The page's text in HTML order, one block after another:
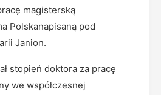
magisterską
Polskanapisaną pod
Janion.
stopień doktora za pracę
we współczesnej